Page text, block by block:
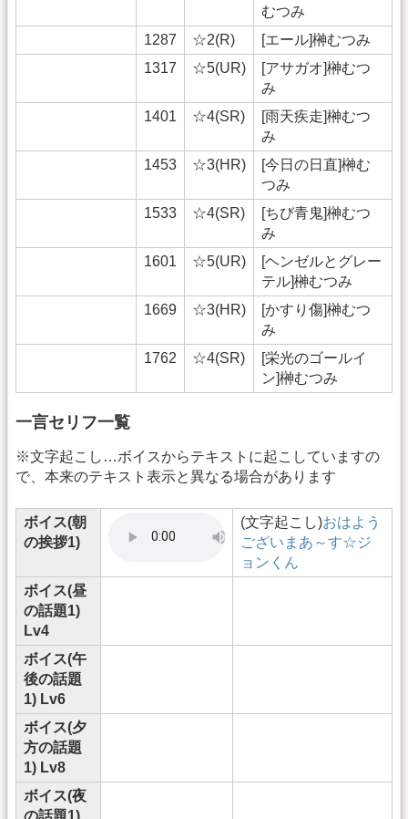
むつみ
1287
☆2(R)
[エール]榊むつみ
1317
☆5(UR)
[アサガオ]榊むつ
み
1401
☆4(SR)
[雨天疾走]榊むつ
み
1453
☆3(HR)
[今日の日直]榊む
つみ
1533
☆4(SR)
[ちび青鬼]榊むつ
み
1601
☆5(UR)
[ヘンゼルとグレー
テル]榊むつみ
1669
☆3(HR)
[かすり傷]榊むつ
み
1762
☆4(SR)
[栄光のゴールイ
ン]榊むつみ
一言セリフ一覧
※文字起こし…ボイスからテキストに起こしていますの
で、本来のテキスト表示と異なる場合があります
ボイス(朝
の挨拶1)
(文字起こし)おはよう
ございまあ～す☆ジ
ョンくん
ボイス(昼
の話題1)
Lv4
ボイス(午
後の話題
1) Lv6
ボイス(夕
方の話題
1) Lv8
ボイス(夜
の話題1)